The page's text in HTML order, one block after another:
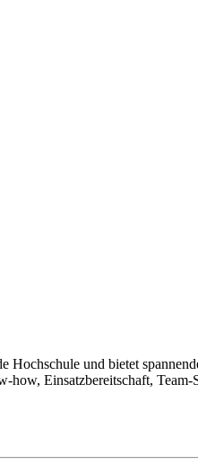
und bietet
how, Einsatzbereitschaft,